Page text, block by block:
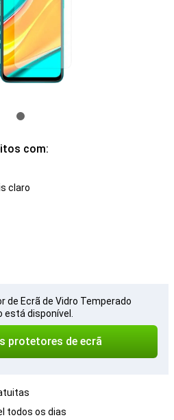
com:
claro
de Ecrã de Vidro Temperado
está disponível.
protetores de ecrã
todos os dias